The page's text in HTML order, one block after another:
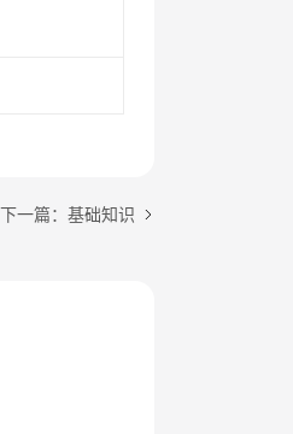
下一篇：基础知识